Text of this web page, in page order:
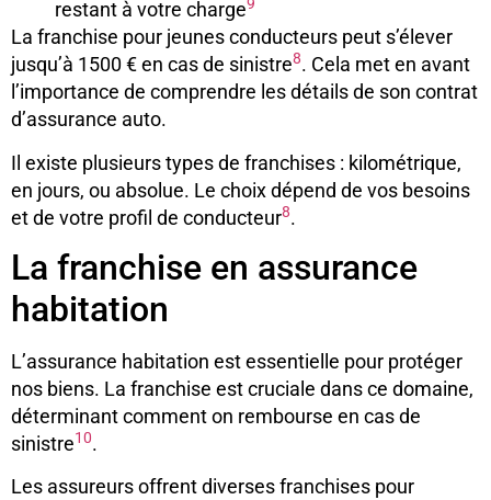
restant à votre charge9
La franchise pour jeunes conducteurs peut s’élever
jusqu’à 1500 € en cas de sinistre8. Cela met en avant
l’importance de comprendre les détails de son contrat
d’assurance auto.
Il existe plusieurs types de franchises : kilométrique,
en jours, ou absolue. Le choix dépend de vos besoins
et de votre profil de conducteur8.
La franchise en assurance
habitation
L’assurance habitation est essentielle pour protéger
nos biens. La franchise est cruciale dans ce domaine,
déterminant comment on rembourse en cas de
sinistre10.
Les assureurs offrent diverses franchises pour